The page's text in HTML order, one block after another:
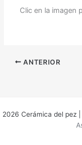
Clic en la imagen
ANTERIOR
2026 Cerámica del pez